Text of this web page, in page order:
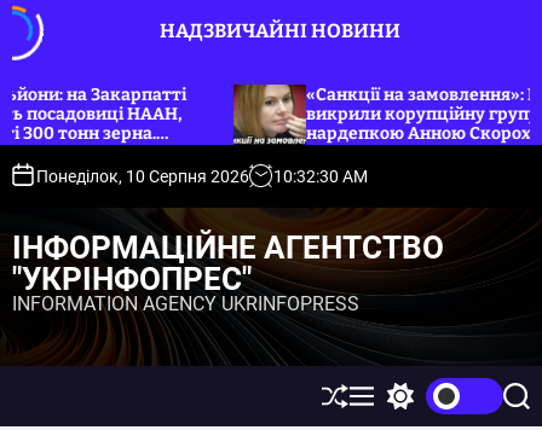
т
с
НАДЗВИЧАЙНІ НОВИНИ
«Санкції на замовлення»: НАБУ, САП та СБУ
викрили корупційну групу на чолі з
нардепкою Анною Скороход. Укрінфопрес.
Понеділок, 10 Серпня 2026 10:32:31 AM
ІНФОРМАЦІЙНЕ АГЕНТСТВО
"УКРІНФОПРЕС"
INFORMATION AGENCY UKRINFOPRESS
П
е
М
е е
П
о